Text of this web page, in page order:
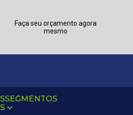
Faça seu orçamento agora
mesmo
SEGMENTOS